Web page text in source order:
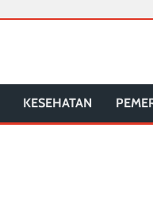
KESEHATAN